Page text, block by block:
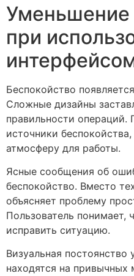
Уменьшение
при
Беспокойство
Сложные дизайны
правильности операций.
источники
атмосферу для работы.
Ясные сообщения об
беспокойство. Вместо
объясняет проблему
Пользователь понимает,
исправить ситуацию.
Визуальная постоянство
находятся на привычных